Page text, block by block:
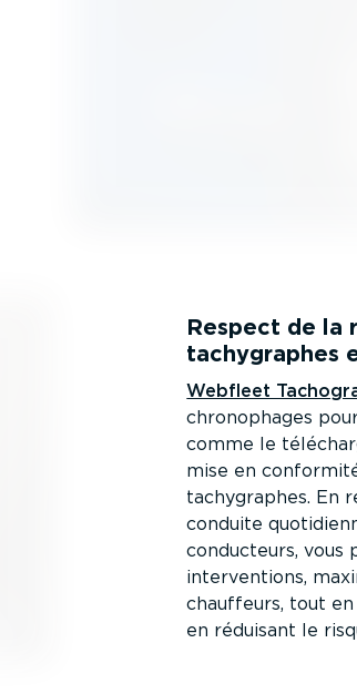
Respect de la
tachy­graphes
Webfleet
chrono­phages
comme le
mise en
tachy­graphes. En
conduite
conducteurs, vous
inter­ven­tions,
chauffeurs, tout
en réduisant le